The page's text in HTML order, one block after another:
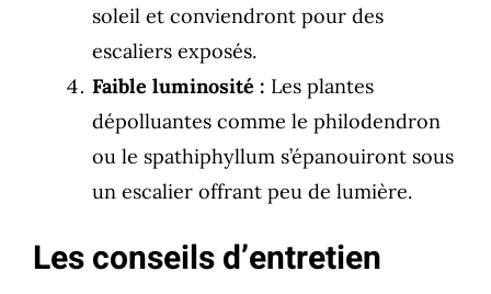
soleil et conviendront pour des
escaliers exposés.
Faible luminosité : Les plantes
dépolluantes comme le philodendron
ou le spathiphyllum s’épanouiront sous
un escalier offrant peu de lumière.
Les conseils d’entretien